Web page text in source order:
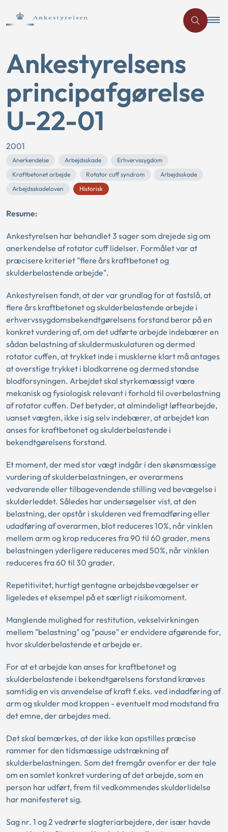
Ankestyrelsens
principafgørelse
U-22-01
2001
Anerkendelse Arbejdsskade
Erhvervssygdom
Kraftbetonet arbejde
Rotator cuff syndrom
Arbejdsskade
Arbejdsskadeloven
Historisk
Resume:
Ankestyrelsen har behandlet 3 sager som drejede sig om
anerkendelse af rotator cuff lidelser. Formålet var at
præcisere kriteriet "flere års kraftbetonet og
skulderbelastende arbejde".
Ankestyrelsen fandt, at der var grundlag for at fastslå, at
flere års kraftbetonet og skulderbelastende arbejde i
erhvervssygdomsbekendtgørelsens forstand beror på en
konkret vurdering af, om det udførte arbejde indebærer en
sådan belastning af skuldermuskulaturen og dermed
rotator cuffen, at trykket inde i musklerne klart må antages
at overstige trykket i blodkarrene og dermed standse
blodforsyningen. Arbejdet skal styrkemæssigt være
mekanisk og fysiologisk relevant i forhold til overbelastning
af rotator cuffen. Det betyder, at almindeligt løftearbejde,
uanset vægten, ikke i sig selv indebærer, at arbejdet kan
anses for kraftbetonet og skulderbelastende i
bekendtgørelsens forstand.
Et moment, der med stor vægt indgår i den skønsmæssige
vurdering af skulderbelastningen, er overarmens
vedvarende eller tilbagevendende stilling ved bevægelse i
skulderleddet. Således har undersøgelser vist, at den
belastning, der opstår i skulderen ved fremadføring eller
udadføring af overarmen, blot reduceres 10%, når vinklen
mellem arm og krop reduceres fra 90 til 60 grader, mens
belastningen yderligere reduceres med 50%, når vinklen
reduceres fra 60 til 30 grader.
Repetitivitet, hurtigt gentagne arbejdsbevægelser er
ligeledes et eksempel på et særligt risikomoment.
Manglende mulighed for restitution, vekselvirkningen
mellem "belastning" og "pause" er endvidere afgørende for,
hvor skulderbelastende et arbejde er.
For at et arbejde kan anses for kraftbetonet og
skulderbelastende i bekendtgørelsens forstand kræves
samtidig en vis anvendelse af kraft f.eks. ved indadføring af
arm og skulder mod kroppen - eventuelt mod modstand fra
det emne, der arbejdes med.
Det skal bemærkes, at der ikke kan opstilles præcise
rammer for den tidsmæssige udstrækning af
skulderbelastningen. Som det fremgår ovenfor er der tale
om en samlet konkret vurdering af det arbejde, som en
person har udført, frem til vedkommendes skulderlidelse
har manifesteret sig.
Sag nr. 1 og 2 vedrørte slagteriarbejdere, der især havde